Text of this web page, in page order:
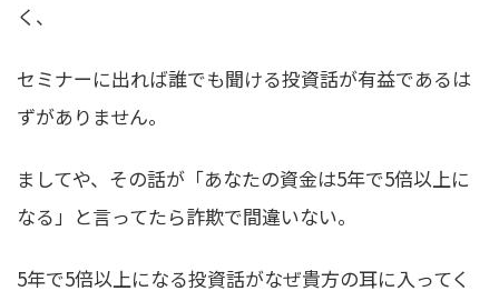
く、
セミナーに出れば誰でも聞ける投資話が有益であるは
ずがありません。
ましてや、その話が「あなたの資金は5年で5倍以上に
なる」と言ってたら詐欺で間違いない。
5年で5倍以上になる投資話がなぜ貴方の耳に入ってく